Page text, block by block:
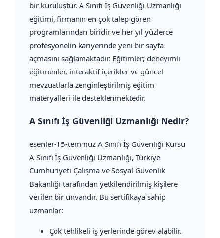
bir kuruluştur. A Sınıfı İş Güvenliği Uzmanlığı
eğitimi, firmanın en çok talep gören
programlarından biridir ve her yıl yüzlerce
profesyonelin kariyerinde yeni bir sayfa
açmasını sağlamaktadır. Eğitimler; deneyimli
eğitmenler, interaktif içerikler ve güncel
mevzuatlarla zenginleştirilmiş eğitim
materyalleri ile desteklenmektedir.
A Sınıfı İş Güvenliği Uzmanlığı Nedir?
esenler-15-temmuz A Sınıfı İş Güvenliği Kursu
A Sınıfı İş Güvenliği Uzmanlığı, Türkiye
Cumhuriyeti Çalışma ve Sosyal Güvenlik
Bakanlığı tarafından yetkilendirilmiş kişilere
verilen bir unvandır. Bu sertifikaya sahip
uzmanlar:
Çok tehlikeli iş yerlerinde görev alabilir.